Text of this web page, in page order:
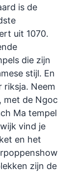
is de
uit 1070.
die zijn
stijl. En
riksja. Neem
met de Ngoc
Ma tempel
vind je
en het
zijn de